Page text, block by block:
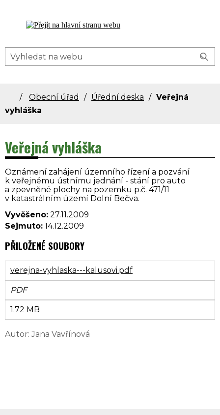
Dolní Bečva - oficiální stránky obce
Obecní úřad Úřední deska
Veřejná
vyhláška
Veřejná vyhláška
Oznámení zahájení územního řízení a pozvání
k veřejnému ústnímu jednání - stání pro auto
a zpevněné plochy na pozemku p.č. 471/11
v katastrálním území Dolní Bečva.
Vyvěšeno: 27.11.2009
Sejmuto: 14.12.2009
PŘILOŽENÉ SOUBORY
verejna-vyhlaska---kalusovi.pdf
PDF
1.72 MB
Autor: Jana Vavřínová